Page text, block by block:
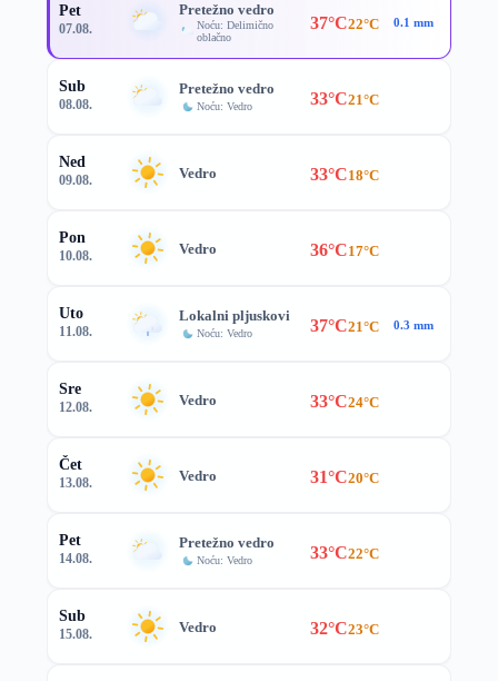
Pet
07.08.
Pretežno vedro
Noću: Delimično
oblačno
37°C22°C 0.1 mm
Sub
08.08.
Pretežno vedro
Noću: Vedro 33°C21°C
Ned
09.08. Vedro 33°C18°C
Pon
10.08. Vedro 36°C17°C
Uto
11.08.
Lokalni pljuskovi
Noću: Vedro 37°C21°C 0.3 mm
Sre
12.08. Vedro 33°C24°C
Čet
13.08. Vedro 31°C20°C
Pet
14.08.
Pretežno vedro
Noću: Vedro 33°C22°C
Sub
15.08. Vedro 32°C23°C